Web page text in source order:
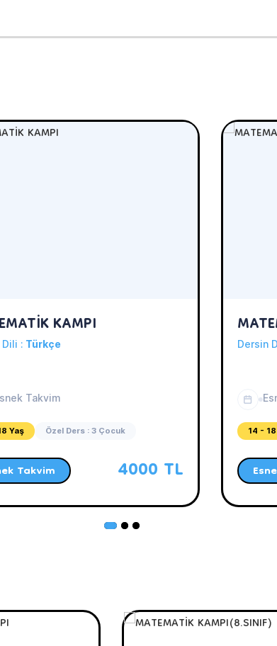
KAMPI
: Türkçe
Takvim
Yaş Özel Ders : 3 Çocuk
Takvim 4000 TL
Dersin
14 -